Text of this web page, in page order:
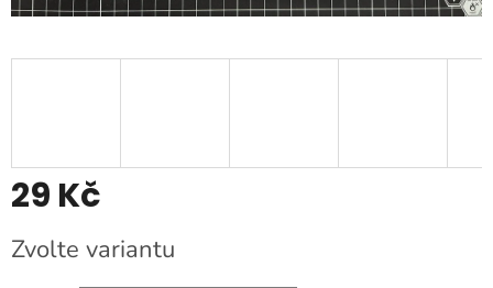
29 Kč
cena:
Zvolte variantu